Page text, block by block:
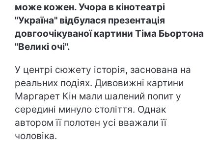
може кожен. Учора в кінотеатрі
"Україна" відбулася презентація
довгоочікуваної картини Тіма Бьортона
"Великі очі".
У центрі сюжету історія, заснована на
реальних подіях. Дивовижні картини
Маргарет Кін мали шалений попит у
середині минуло століття. Однак
автором її полотен усі вважали її
чоловіка.